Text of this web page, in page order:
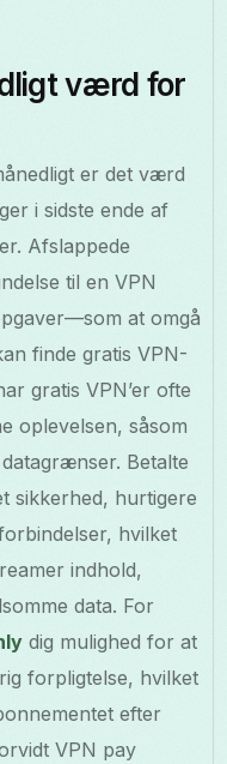
værd for
er det værd
i sidste ende af
Afslappede
til en VPN
at omgå
finde gratis VPN-
gratis VPN’er ofte
oplevelsen, såsom
Betalte
sikkerhed, hurtigere
hvilket
indhold,
data. For
dig mulighed for at
forpligtelse, hvilket
efter
VPN pay